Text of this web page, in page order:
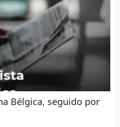
Bélgica, seguido por